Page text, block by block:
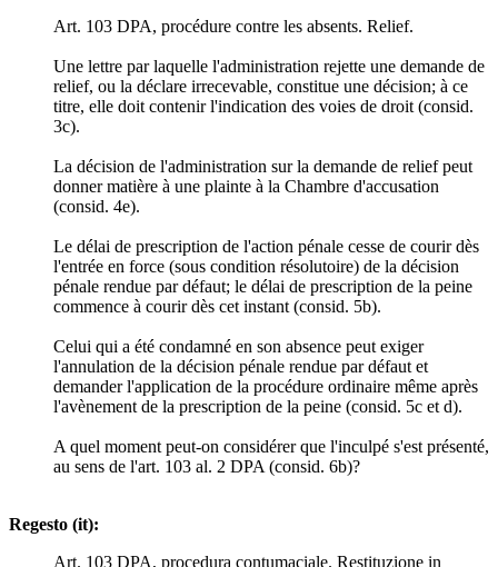
Art. 103 DPA, procédure contre les absents. Relief.
Une lettre par laquelle l'administration rejette une demande de
relief, ou la déclare irrecevable, constitue une décision; à ce
titre, elle doit contenir l'indication des voies de droit (consid.
3c).
La décision de l'administration sur la demande de relief peut
donner matière à une plainte à la Chambre d'accusation
(consid. 4e).
Le délai de prescription de l'action pénale cesse de courir dès
l'entrée en force (sous condition résolutoire) de la décision
pénale rendue par défaut; le délai de prescription de la peine
commence à courir dès cet instant (consid. 5b).
Celui qui a été condamné en son absence peut exiger
l'annulation de la décision pénale rendue par défaut et
demander l'application de la procédure ordinaire même après
l'avènement de la prescription de la peine (consid. 5c et d).
A quel moment peut-on considérer que l'inculpé s'est présenté,
au sens de l'art. 103 al. 2 DPA (consid. 6b)?
Regesto (it):
Art. 103 DPA, procedura contumaciale. Restituzione in